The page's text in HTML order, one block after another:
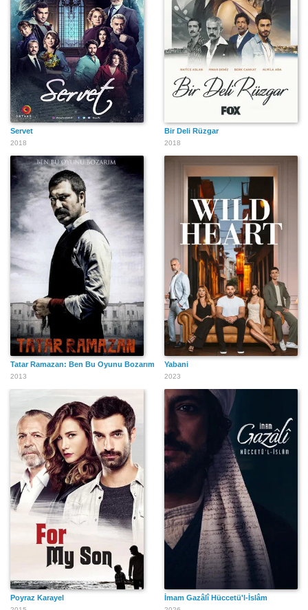
Servet
2018
Bir Deli Rüzgar
2018
Tatar Ramazan: Ben Bu Oyunu Bozarım
2013
Yabani
2023
Poyraz Karayel İmam Gazâlî Hüccetü'l-İslâm